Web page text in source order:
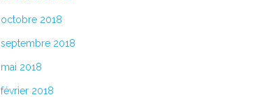
octobre 2018
septembre 2018
mai 2018
février 2018